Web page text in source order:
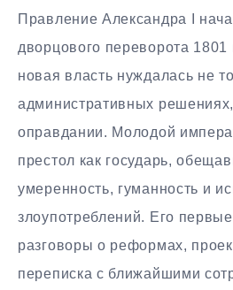
Правление Александра I
дворцового переворота 1801
новая власть нуждалась не
административных
оправдании. Молодой
престол как государь,
умеренность, гуманность и
злоупотреблений. Его
разговоры о реформах,
переписка с ближайшими